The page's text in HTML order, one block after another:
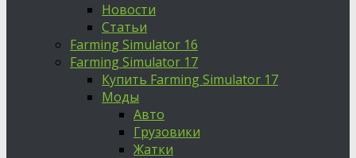
Новости
Статьи
Farming Simulator 16
Farming Simulator 17
Купить Farming Simulator 17
Моды
Авто
Грузовики
Жатки